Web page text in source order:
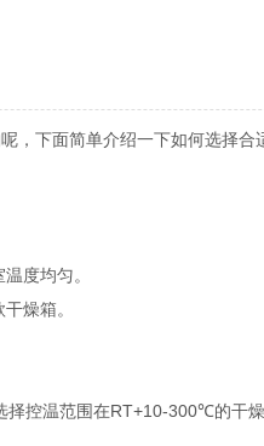
，下面简单介绍一下如何选择合
度均匀。
燥箱。
控温范围在RT+10-300℃的干